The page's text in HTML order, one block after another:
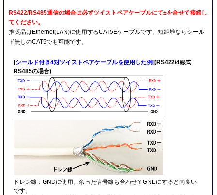
RS422/RS485通信の場合は必ずツイストペアケーブルにて±を合せて接続し
てください。
推奨品はEthernet(LAN)に使用するCAT5Eケーブルです。短距離ならシール
ド無しのCAT5でも可能です。
[シールド付き4対ツイストペアケーブルを使用した例](RS422/4線式
RS485の場合)
ドレン線：GNDに使用。余った信号線も合わせてGNDにすると尚良い
です。